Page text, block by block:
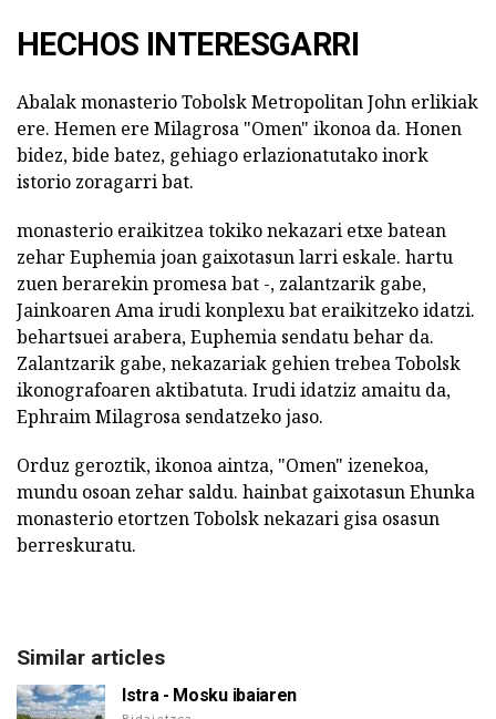
HECHOS INTERESGARRI
Abalak monasterio Tobolsk Metropolitan John erlikiak
ere. Hemen ere Milagrosa "Omen" ikonoa da. Honen
bidez, bide batez, gehiago erlazionatutako inork
istorio zoragarri bat.
monasterio eraikitzea tokiko nekazari etxe batean
zehar Euphemia joan gaixotasun larri eskale. hartu
zuen berarekin promesa bat -, zalantzarik gabe,
Jainkoaren Ama irudi konplexu bat eraikitzeko idatzi.
behartsuei arabera, Euphemia sendatu behar da.
Zalantzarik gabe, nekazariak gehien trebea Tobolsk
ikonografoaren aktibatuta. Irudi idatziz amaitu da,
Ephraim Milagrosa sendatzeko jaso.
Orduz geroztik, ikonoa aintza, "Omen" izenekoa,
mundu osoan zehar saldu. hainbat gaixotasun Ehunka
monasterio etortzen Tobolsk nekazari gisa osasun
berreskuratu.
Similar articles
Istra - Mosku ibaiaren